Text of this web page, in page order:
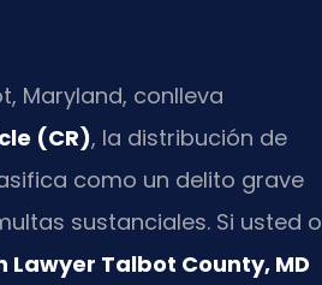
Maryland, conlleva
(CR), la distribución de
como un delito grave
sustanciales. Si usted o
Lawyer Talbot County, MD